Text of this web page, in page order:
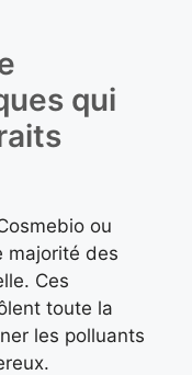
qui
ou
majorité des
Ces
toute la
les polluants